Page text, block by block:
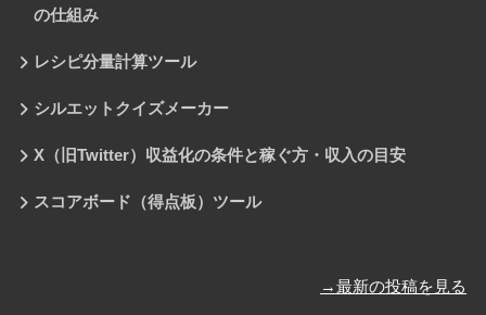
の仕組み
レシピ分量計算ツール
シルエットクイズメーカー
X（旧Twitter）収益化の条件と稼ぐ方・収入の目安
スコアボード（得点板）ツール
→最新の投稿を見る